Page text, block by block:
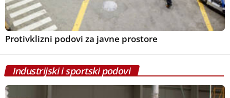
Protivklizni podovi za javne prostore
Industrijski i sportski podovi